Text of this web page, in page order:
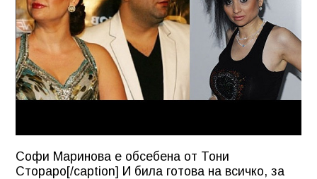
Софи Маринова е обсебена от Тони
Стораро[/caption] И била готова на всичко, за